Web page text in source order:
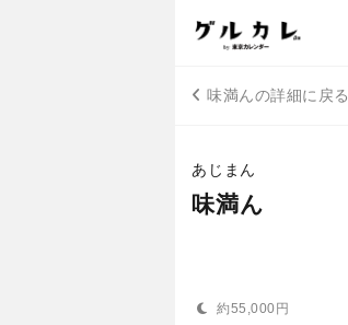
味満んの詳細に戻る
あじまん
味満ん
約55,000円